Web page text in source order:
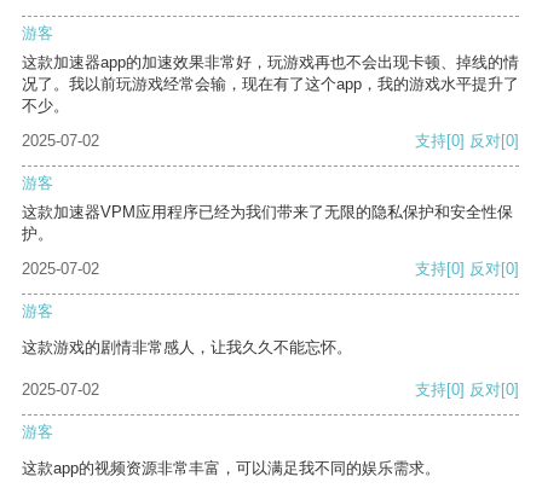
游客
这款加速器app的加速效果非常好，玩游戏再也不会出现卡顿、掉线的情
况了。我以前玩游戏经常会输，现在有了这个app，我的游戏水平提升了
不少。
2025-07-02
支持[0] 反对[0]
游客
这款加速器VPM应用程序已经为我们带来了无限的隐私保护和安全性保
护。
2025-07-02
支持[0] 反对[0]
游客
这款游戏的剧情非常感人，让我久久不能忘怀。
2025-07-02 支持[0] 反对[0]
游客
这款app的视频资源非常丰富，可以满足我不同的娱乐需求。